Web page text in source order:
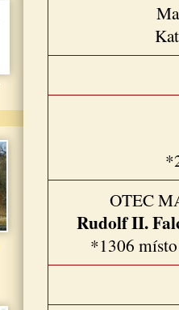
OTEC
Rudolf II.
*1306